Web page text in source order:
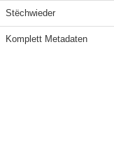
Stëchwieder
Komplett Metadaten